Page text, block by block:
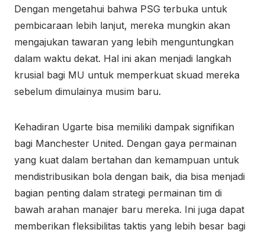
Dengan mengetahui bahwa PSG terbuka untuk
pembicaraan lebih lanjut, mereka mungkin akan
mengajukan tawaran yang lebih menguntungkan
dalam waktu dekat. Hal ini akan menjadi langkah
krusial bagi MU untuk memperkuat skuad mereka
sebelum dimulainya musim baru.
Kehadiran Ugarte bisa memiliki dampak signifikan
bagi Manchester United. Dengan gaya permainan
yang kuat dalam bertahan dan kemampuan untuk
mendistribusikan bola dengan baik, dia bisa menjadi
bagian penting dalam strategi permainan tim di
bawah arahan manajer baru mereka. Ini juga dapat
memberikan fleksibilitas taktis yang lebih besar bagi